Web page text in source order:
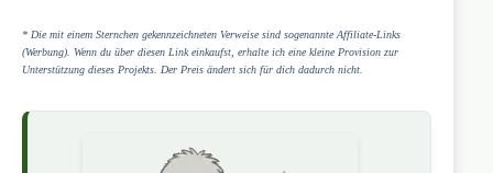
* Die mit einem Sternchen gekennzeichneten Verweise sind sogenannte Affiliate-Links
(Werbung). Wenn du über diesen Link einkaufst, erhalte ich eine kleine Provision zur
Unterstützung dieses Projekts. Der Preis ändert sich für dich dadurch nicht.